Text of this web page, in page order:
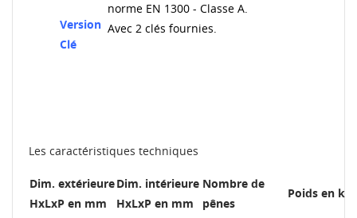
Version
Clé
norme EN 1300 - Classe A.
Avec 2 clés fournies.
Les caractéristiques techniques
Dim. extérieure
HxLxP en mm
Dim. intérieure
HxLxP en mm
Nombre de
pênes
Poids en kg